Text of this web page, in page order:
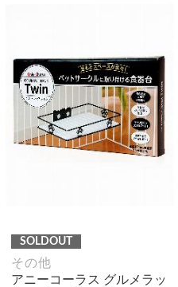
SOLDOUT
その他
アニーコーラス グルメラッ